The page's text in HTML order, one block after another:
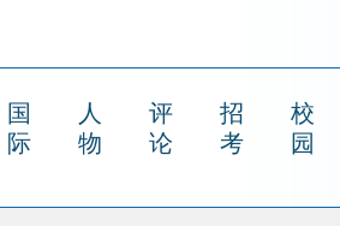
国
际
人
物
评
论
招
考
校
园